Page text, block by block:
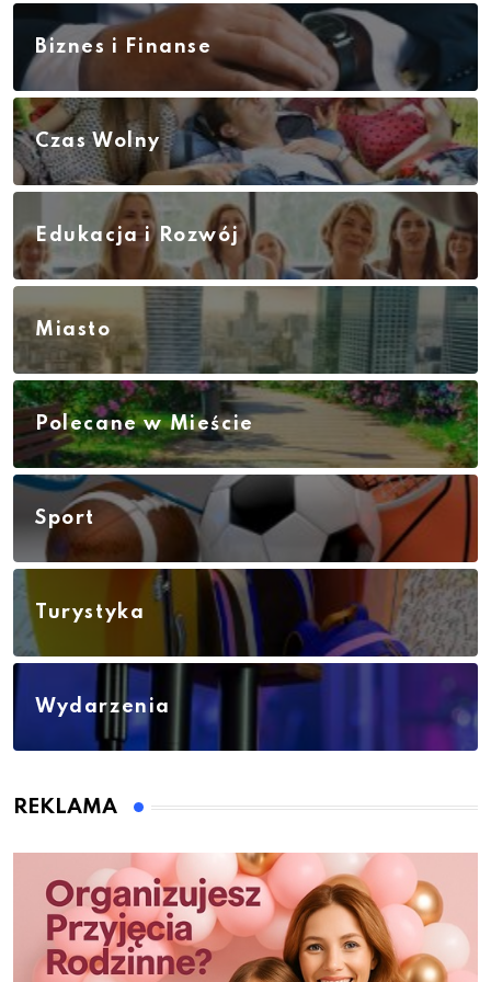
Biznes i Finanse
Czas Wolny
Edukacja i Rozwój
Miasto
Polecane w Mieście
Sport
Turystyka
Wydarzenia
REKLAMA